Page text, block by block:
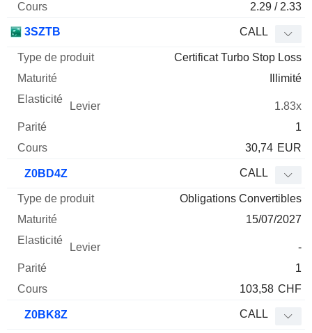
2.29 / 2.33
3SZTB CALL
Certificat Turbo Stop Loss
Illimité
1.83x
1
30,74 EUR
Z0BD4Z CALL
Obligations Convertibles
15/07/2027
-
1
103,58 CHF
Z0BK8Z CALL